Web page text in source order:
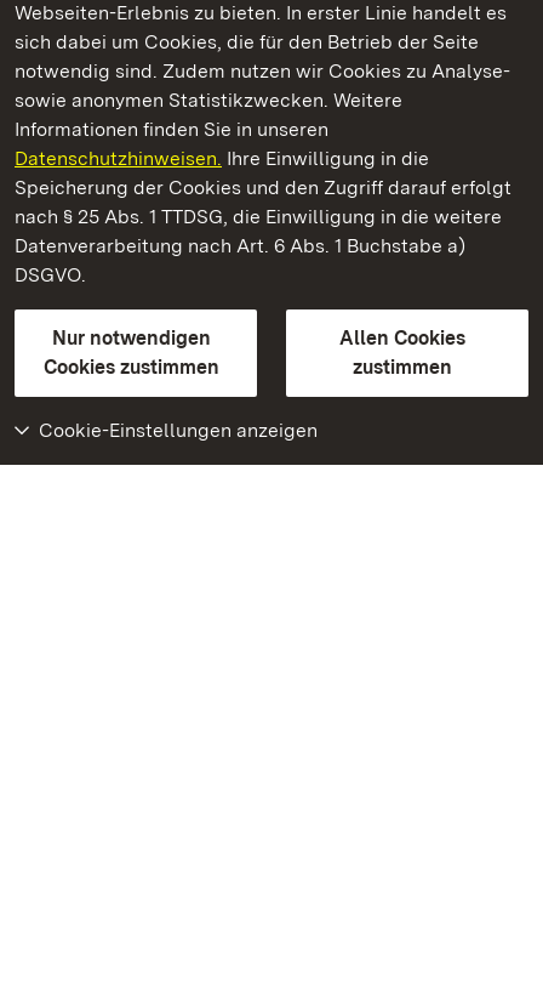
Webseiten-Erlebnis zu bieten. In erster Linie handelt es
sich dabei um Cookies, die für den Betrieb der Seite
notwendig sind. Zudem nutzen wir Cookies zu Analyse-
sowie anonymen Statistikzwecken. Weitere
Informationen finden Sie in unseren
Datenschutzhinweisen. Ihre Einwilligung in die
Speicherung der Cookies und den Zugriff darauf erfolgt
nach § 25 Abs. 1 TTDSG, die Einwilligung in die weitere
Datenverarbeitung nach Art. 6 Abs. 1 Buchstabe a)
DSGVO.
Nur notwendigen
Cookies zustimmen
Allen Cookies
zustimmen
Cookie-Einstellungen anzeigen
Kommen. Staunen. Genießen.
Staatliche Schlösser und Gärten Baden‑Württemberg
Staatliche Schlösser und Gärten Baden-Württemberg
Kontakt
GebärdenspracheLeichte Sprache
Erklärung zur Barrierefreiheit
BITV-konform (geprüfte Seiten)
Weiteres